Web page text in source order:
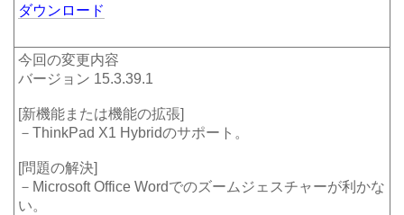
ダウンロード
今回の変更内容
バージョン 15.3.39.1
[新機能または機能の拡張]
－ThinkPad X1 Hybridのサポート。
[問題の解決]
－Microsoft Office Wordでのズームジェスチャーが利かな
い。